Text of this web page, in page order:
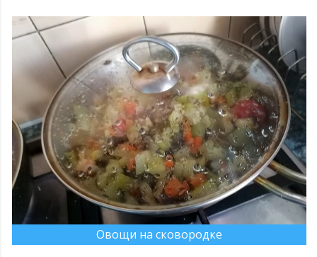
Овощи на сковородке